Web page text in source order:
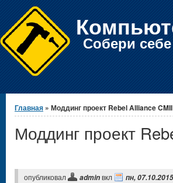
Собери
Вы здесь
Главная » Моддинг проект Rebel Alliance CMII
Моддинг проект
опубликовал adminвкл пн,